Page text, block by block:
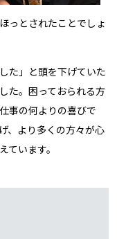
っとされたことでしょ
た」と頭を下げていた
た。困っておられる方
事の何よりの喜びで
、より多くの方々が心
います。